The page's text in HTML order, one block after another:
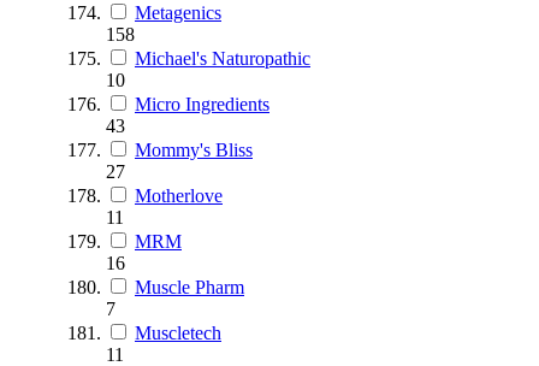
Metagenics
158
Michael's Naturopathic
10
Micro Ingredients
43
Mommy's Bliss
27
Motherlove
11
MRM
16
Muscle Pharm
7
Muscletech
11